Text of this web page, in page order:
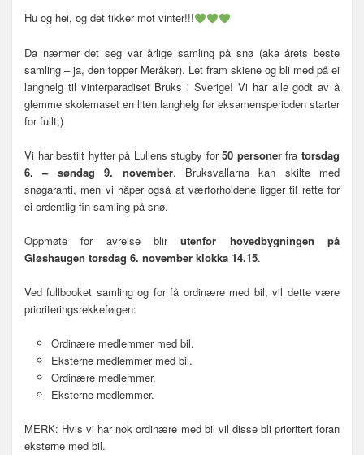
Hu og hei, og det tikker mot vinter!!!
Da nærmer det seg vår årlige samling på snø (aka årets beste
samling – ja, den topper Meråker). Let fram skiene og bli med på ei
langhelg til vinterparadiset Bruks i Sverige! Vi har alle godt av å
glemme skolemaset en liten langhelg før eksamensperioden starter
for fullt;)
Vi har bestilt hytter på Lullens stugby for50 personerfratorsdag
6. – søndag 9. november. Bruksvallarna kan skilte med
snøgaranti, men vi håper også at værforholdene ligger til rette for
ei ordentlig fin samling på snø.
Oppmøte for avreise blirutenfor hovedbygningen på
Gløshaugen torsdag 6. november klokka 14.15.
Ved fullbooket samling og for få ordinære med bil, vil dette være
prioriteringsrekkefølgen:
Ordinære medlemmer med bil.
Eksterne medlemmer med bil.
Ordinære medlemmer.
Eksterne medlemmer.
MERK: Hvis vi har nok ordinære med bil vil disse bli prioritert foran
eksterne med bil.